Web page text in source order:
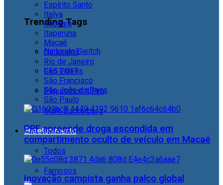
Trending Tags
Nintendo Switch
CES 2017
Playstation 4 Pro
Mark Zuckerberg
Entretenimento
Todos
Famosos
Espírito Santo
Italva
Itaocara
Itaperuna
Macaé
Quissamã
Rio de Janeiro
São Fidélis
São Francisco
São João da Barra
São Paulo
PRF apreende droga escondida em
compartimento oculto de veículo em Macaé
Inovação campista ganha palco global